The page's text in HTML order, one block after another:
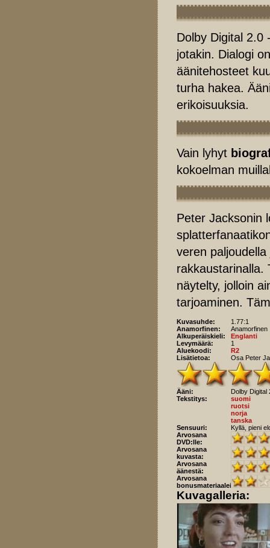
Dolby Digital 2.0
jotakin. Dialogi
äänitehosteet
turha hakea.
erikoisuuksia.
Vain lyhyt
kokoelman
Peter Jacksonin
veren
rakkaustarinalla.
näytelty, jolloin
tarjoaminen.
Kuvasuhde:
1.77:1
Anamorfinen:
Anamorfinen
Alkuperäiskieli:
Englanti
Levymäärä:
1
Aluekoodi:
R2
Lisätietoa:
Osa Peter
Ääni:
Dolby Digital
Tekstitys:
suomi
ruotsi
norja
tanska
Sensuuri:
Kyllä, pieni
Arvosana
DVD:lle:
Arvosana
kuvasta:
Arvosana
äänestä:
Arvosana
bonusmateriaaleista:
Kuvagalleria: